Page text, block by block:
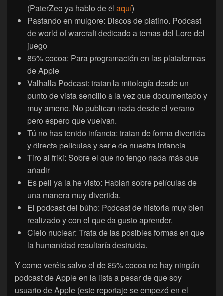
(PaterZeo ya hablo de él aquí)
Pastando en mulgore: Discos de platino. Podcast
de world of warcraft dedicado a temas del Lore del
juego
85% cocoa: Para programación en las plataformas
de Apple
Valhalla Podcast: tratan la mitología desde un
punto de vista sencillo a la vez que documentado y
muy ameno. No publican nada desde el verano
pero espero que vuelvan.
Tú no has tenido infancia: tratan de forma divertida
y directa películas y serie de nuestra infancia.
Tiro al friki: Sobre el que no tengo nada más que
añadir
Es peli ya la he visto: Hablan sobre películas de
una manera muy divertida.
El podcast del búho: Podcast de historia muy bien
realizado y con el que da gusto aprender.
Cielo nuclear: Trata de las posibles formas en que
la humanidad resultaría destruida.
Y como veréis salvo el de 85% cocoa no hay ningún
podcast de Apple en la lista a pesar de que soy
usuario de Apple (este reportaje se empezó en el